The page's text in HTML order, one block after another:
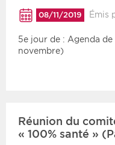
08/11/2019 Émis
5e jour de : Agenda
novembre)
Réunion du
« 100% santé »